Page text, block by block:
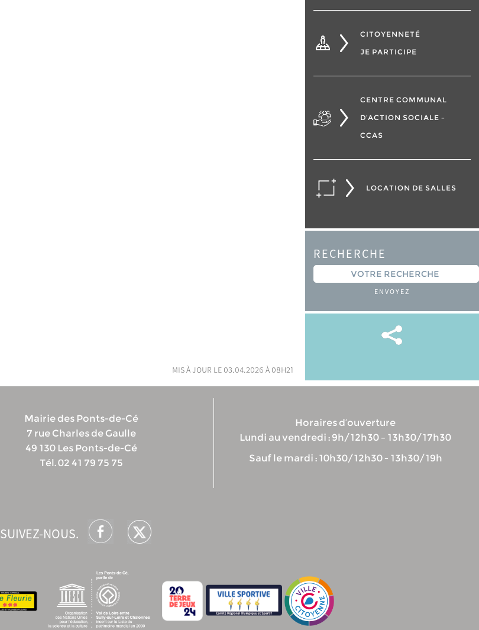
mis à jour le 03.04.2026 à 08h21
CITOYENNETÉ
JE PARTICIPE
CENTRE COMMUNAL
D’ACTION SOCIALE –
CCAS
LOCATION DE SALLES
RECHERCHE
ENVOYEZ
Mairie des Ponts-de-Cé
7 rue Charles de Gaulle
49 130 Les Ponts-de-Cé
Tél. 02 41 79 75 75
Horaires d’ouverture
Lundi au vendredi : 9h/12h30 – 13h30/17h30
Sauf le mardi : 10h30/12h30 - 13h30/19h
SUIVEZ-NOUS.